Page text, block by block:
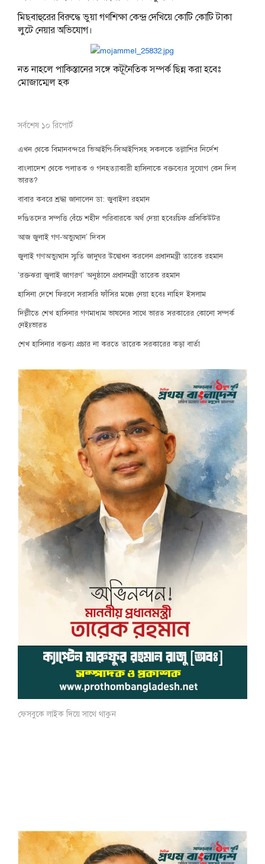
মিছবাহুরের বিরুদ্ধে ভুয়া গণশিক্ষা কেন্দ্র দেখিয়ে কোটি কোটি টাকা
লুটে নেয়ার অভিযোগ।
নত নাহলে পাকিস্তানের সঙ্গে কটূনৈতিক সম্পর্ক ছিন্ন করা হবেঃ
মোজাম্মেল হক
সর্বশেষ ১০ রিপোর্ট
এখন থেকে বিমানবন্দরে ভিআইপি-সিআইপিসহ সকলকে তল্লাশির নির্দেশ
বাংলাদেশ থেকে পলাতক ও গনহত্যাকারী হাসিনাকে বক্তব্যের সুযোগ কেন দিল
ভারত?
বাবার কবরে শ্রদ্ধা জানালেন ডা: জুবাইদা রহমান
দণ্ডিতদের সম্পত্তি বেঁচে শহীদ পরিবারকে অর্থ দেয়া হবেঃচিফ প্রসিকিউটর
আজ জুলাই গণ-অভ্যুত্থান’ দিবস
জুলাই গণঅভ্যুত্থান স্মৃতি জাদুঘর উদ্বোধন করলেন প্রধানমন্ত্রী তারেক রহমান
‘রক্তঝরা জুলাই জাগরণ’ অনুষ্ঠানে প্রধানমন্ত্রী তারেক রহমান
হাসিনা দেশে ফিরলে সরাসরি ফাঁসির মঞ্চে নেয়া হবেঃ নাহিদ ইসলাম
দিল্লীতে শেখ হাসিনার গণমাধ্যম ভাষনের সাথে ভারত সরকারের কোনো সম্পর্ক
নেইঃভারত
শেখ হাসিনার বক্তব্য প্রচার না করতে তারেক সরকারের কড়া বার্তা
ফেসবুকে লাইক দিয়ে সাথে থাকুন